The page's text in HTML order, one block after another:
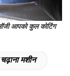
आपको कुल कोटिंग
मशीन